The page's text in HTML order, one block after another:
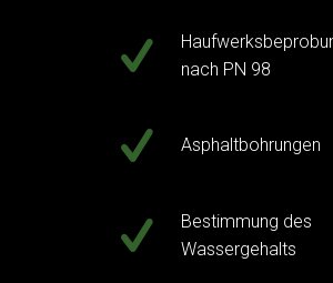
nach PN 98
Asphaltbohrungen
Bestimmung des
Wassergehalts